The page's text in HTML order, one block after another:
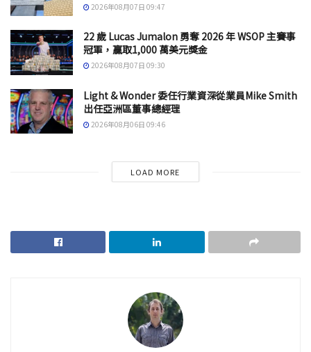
2026年08月07日 09:47
22 歲 Lucas Jumalon 勇奪 2026 年 WSOP 主賽事
冠軍，贏取1,000 萬美元獎金
2026年08月07日 09:30
Light & Wonder 委任行業資深從業員Mike Smith
出任亞洲區董事總經理
2026年08月06日 09:46
LOAD MORE